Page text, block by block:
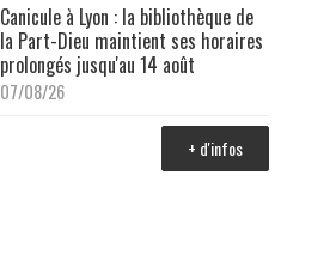
Canicule à Lyon : la bibliothèque de
la Part-Dieu maintient ses horaires
prolongés jusqu'au 14 août
07/08/26
+ d'infos